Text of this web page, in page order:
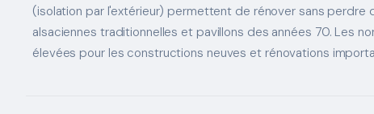
(isolation par l'extérieur) permettent de rénover sans
alsaciennes traditionnelles et pavillons des années 70. Les
élevées pour les constructions neuves et rénovations